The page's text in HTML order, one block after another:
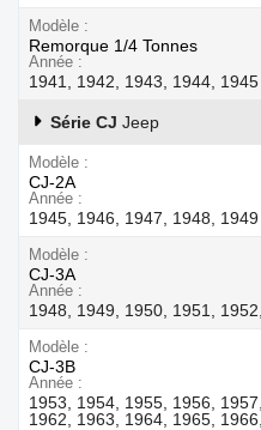
Modèle
Remorque 1/4 Tonnes
Année
1941, 1942, 1943, 1944, 1945
Série CJ Jeep
Modèle
CJ-2A
Année
1945, 1946, 1947, 1948, 1949
Modèle
CJ-3A
Année
1948, 1949, 1950, 1951,
Modèle
CJ-3B
Année
1953, 1954, 1955, 1956,
1962, 1963, 1964, 1965,